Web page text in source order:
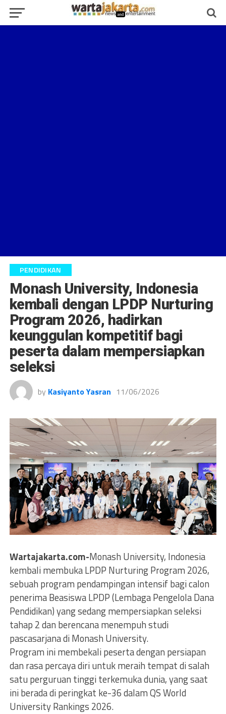
PENDIDIKAN
Monash University, Indonesia
kembali dengan LPDP Nurturing
Program 2026, hadirkan
keunggulan kompetitif bagi
peserta dalam mempersiapkan
seleksi
by Kasiyanto Yasran 11/06/2026
Wartajakarta.com-Monash University, Indonesia
kembali membuka LPDP Nurturing Program 2026,
sebuah program pendampingan intensif bagi calon
penerima Beasiswa LPDP (Lembaga Pengelola Dana
Pendidikan) yang sedang mempersiapkan seleksi
tahap 2 dan berencana menempuh studi
pascasarjana di Monash University.
Program ini membekali peserta dengan persiapan
dan rasa percaya diri untuk meraih tempat di salah
satu perguruan tinggi terkemuka dunia, yang saat
ini berada di peringkat ke-36 dalam QS World
University Rankings 2026.